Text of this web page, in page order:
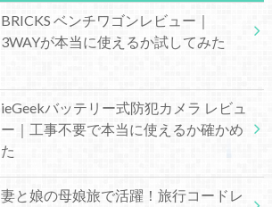
BRICKS ベンチワゴンレビュー｜
3WAYが本当に使えるか試してみた
ieGeekバッテリー式防犯カメラ レビュ
ー｜工事不要で本当に使えるか確かめ
た
妻と娘の母娘旅で活躍！旅行コードレ